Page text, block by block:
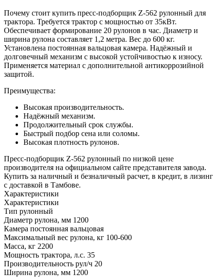
Почему стоит купить пресс-подборщик Z-562 рулонный для
трактора. Требуется трактор с мощностью от 35кВт.
Обеспечивает формирование 20 рулонов в час. Диаметр и
ширина рулона составляет 1,2 метра. Вес до 600 кг.
Установлена постоянная вальцовая камера. Надёжный и
долговечный механизм с высокой устойчивостью к износу.
Применяется материал с дополнительной антикоррозийной
защитой.
Преимущества:
Высокая производительность.
Надёжный механизм.
Продолжительный срок службы.
Быстрый подбор сена или соломы.
Высокая плотность рулонов.
Пресс-подборщик Z-562 рулонный по низкой цене
производителя на официальном сайте представителя завода.
Купить за наличный и безналичный расчет, в кредит, в лизинг
с доставкой в Тамбове.
Характеристики
Характеристики
Тип рулонный
Диаметр рулона, мм 1200
Камера постоянная вальцовая
Максимальный вес рулона, кг 100-600
Масса, кг 2200
Мощность трактора, л.с. 35
Производительность рул/ч 20
Ширина рулона, мм 1200